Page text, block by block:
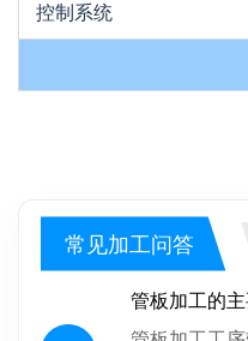
控制系统
常见加工问答
管板加工的